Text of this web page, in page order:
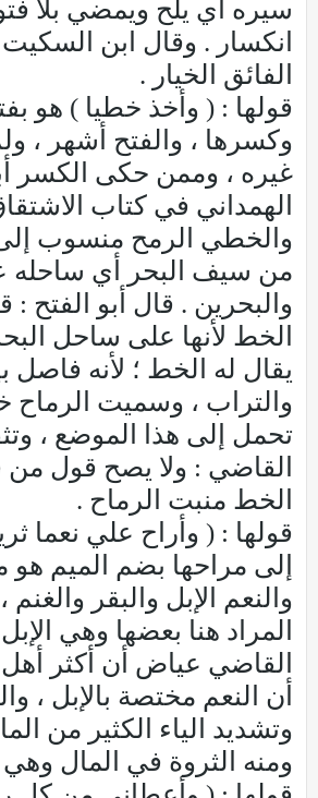
سيره أي يلح ويمضي بلا
انكسار . وقال ابن
الفائق الخيار .
قولها : ( وأخذ خطيا ) هو
وكسرها ، والفتح أشهر ،
غيره ، وممن حكى الكسر
الهمداني في كتاب
والخطي الرمح منسوب
من سيف البحر أي ساحله
والبحرين . قال أبو الفتح :
الخط لأنها على ساحل
يقال له الخط ؛ لأنه فاصل
والتراب ، وسميت الرماح
تحمل إلى هذا الموضع ،
القاضي : ولا يصح قول من
الخط منبت الرماح .
قولها : ( وأراح علي نعما
إلى مراحها بضم الميم هو
والنعم الإبل والبقر
المراد هنا بعضها وهي
القاضي عياض أن أكثر
أن النعم مختصة بالإبل ،
وتشديد الياء الكثير من
ومنه الثروة في المال وهي